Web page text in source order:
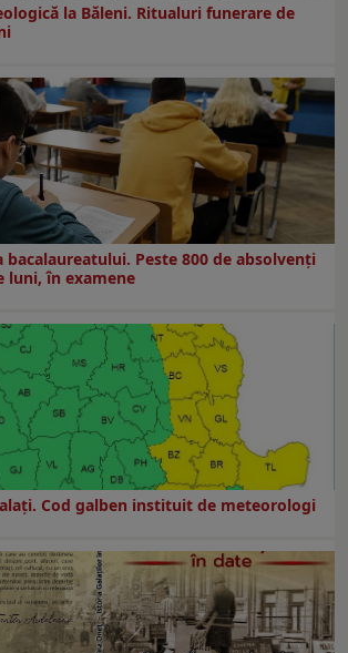
la Băleni. Ritualuri funerare de
bacalaureatului. Peste 800 de absolvenţi
luni, în examene
Cod galben instituit de meteorologi